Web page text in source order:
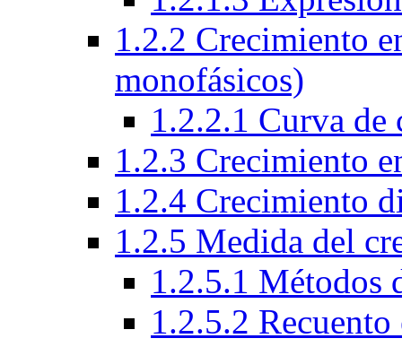
1.2.2 Crecimiento
monofásicos)
1.2.2.1 Curva de
1.2.3 Crecimiento
1.2.4 Crecimiento
1.2.5 Medida del
1.2.5.1 Métodos
1.2.5.2